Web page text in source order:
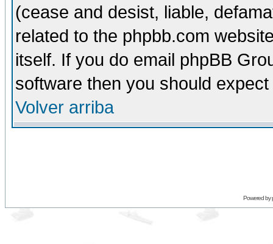
(cease and desist, liable,
related to the phpbb.com
itself. If you do email phpBB
software then you should
Volver arriba
Powered by